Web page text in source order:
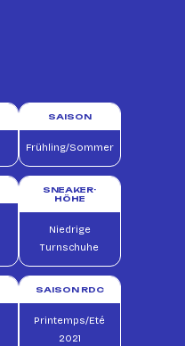
SAISON
Frühling/Sommer
SNEAKER-
HÖHE
Niedrige
Turnschuhe
SAISON RDC
Printemps/Eté
2021